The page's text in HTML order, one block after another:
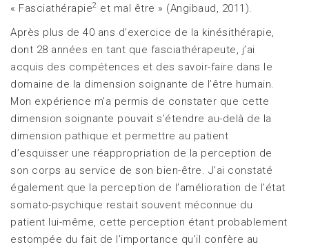
« Fasciathérapie2 et mal être » (Angibaud, 2011).
Après plus de 40 ans d’exercice de la kinésithérapie,
dont 28 années en tant que fasciathérapeute, j’ai
acquis des compétences et des savoir-faire dans le
domaine de la dimension soignante de l’être humain.
Mon expérience m’a permis de constater que cette
dimension soignante pouvait s’étendre au-delà de la
dimension pathique et permettre au patient
d’esquisser une réappropriation de la perception de
son corps au service de son bien-être. J’ai constaté
également que la perception de l’amélioration de l’état
somato-psychique restait souvent méconnue du
patient lui-même, cette perception étant probablement
estompée du fait de l’importance qu’il confère au